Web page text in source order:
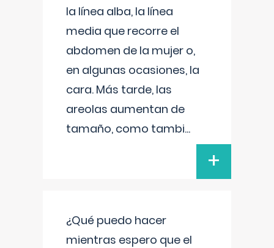
la línea alba, la línea
media que recorre el
abdomen de la mujer o,
en algunas ocasiones, la
cara. Más tarde, las
areolas aumentan de
tamaño, como tambi...
+
¿Qué puedo hacer
mientras espero que el